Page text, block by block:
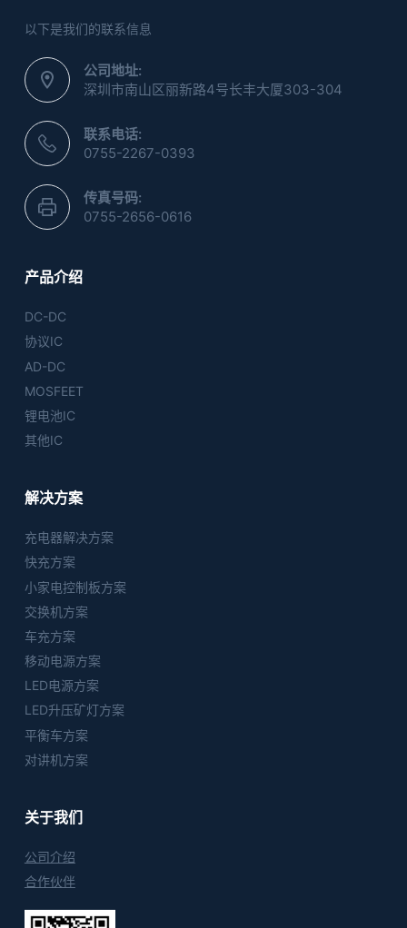
以下是我们的联系信息
公司地址:
深圳市南山区丽新路4号长丰大厦303-304
联系电话:
0755-2267-0393
传真号码:
0755-2656-0616
产品介绍
DC-DC
协议IC
AD-DC
MOSFEET
锂电池IC
其他IC
解决方案
充电器解决方案
快充方案
小家电控制板方案
交换机方案
车充方案
移动电源方案
LED电源方案
LED升压矿灯方案
平衡车方案
对讲机方案
关于我们
公司介绍
合作伙伴